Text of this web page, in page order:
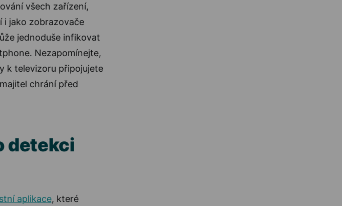
všech zařízení,
i jako zobrazovače
jednoduše infikovat
Nezapomínejte,
k televizoru připojujete
chrání před
detekci
aplikace, které